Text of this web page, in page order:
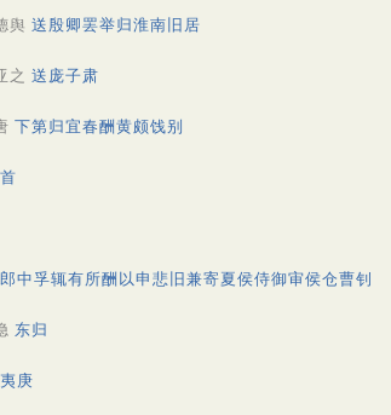
舆 送殷卿罢举归淮南旧居
之 送庞子肃
下第归宜春酬黄颇饯别
中孚辄有所酬以申悲旧兼寄夏侯侍御审侯仓曹钊
东归
庚